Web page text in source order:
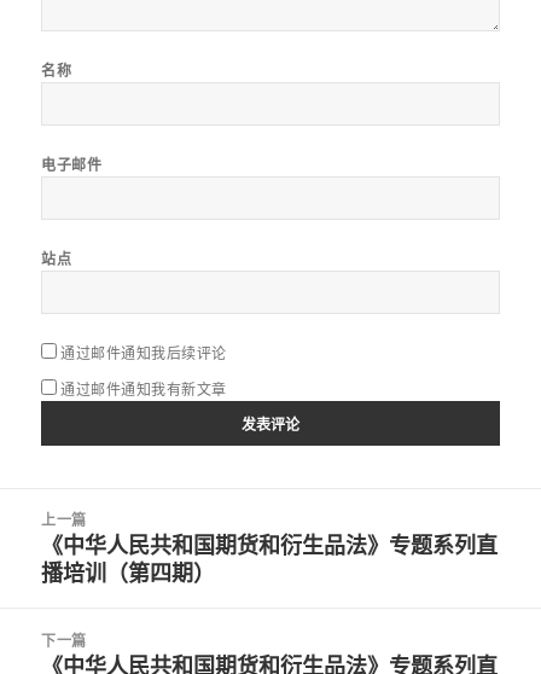
名称
电子邮件
站点
通过邮件通知我后续评论
通过邮件通知我有新文章
上一篇
上
篇
章：
《中华人民共和国期货和衍生品法》专题系列直
播培训（第四期）
下一篇
下
《中华人民共和国期货和衍生品法》专题系列直